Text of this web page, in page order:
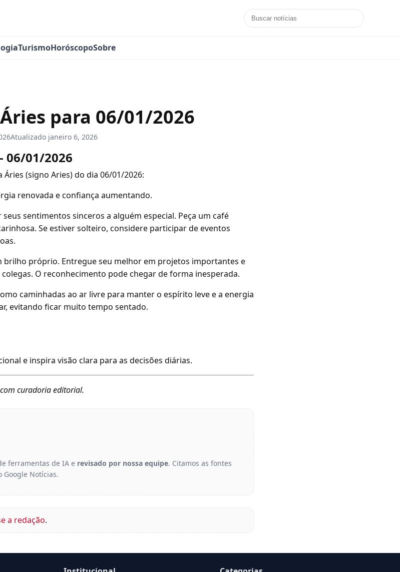
TurismoHoróscopoSobre
para 06/01/2026
Atualizado janeiro 6, 2026
06/01/2026
(signo Aries) do dia 06/01/2026:
renovada e confiança aumentando.
sentimentos sinceros a alguém especial. Peça um café
Se estiver solteiro, considere participar de eventos
brilho próprio. Entregue seu melhor em projetos importantes e
O reconhecimento pode chegar de forma inesperada.
caminhadas ao ar livre para manter o espírito leve e a energia
evitando ficar muito tempo sentado.
e inspira visão clara para as decisões diárias.
curadoria editorial.
ferramentas de IA e revisado por nossa equipe. Citamos as fontes
Notícias.
a redação.